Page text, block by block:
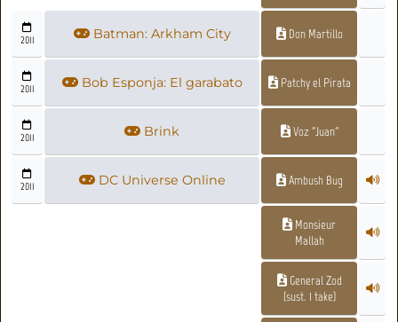
2011 Batman: Arkham City Don Martillo
2011 Bob Esponja: El garabato Patchy el Pirata
2011 Brink Voz "Juan"
2011 DC Universe Online Ambush Bug
Monsieur
Mallah
General Zod
(sust. 1 take)